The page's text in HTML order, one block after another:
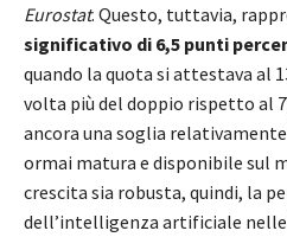
Eurostat. Questo, tuttavia,
significativo di 6,5 punti
quando la quota si attestava al
volta più del doppio rispetto al
ancora una soglia
ormai matura e disponibile sul
crescita sia robusta, quindi, la
dell’intelligenza artificiale